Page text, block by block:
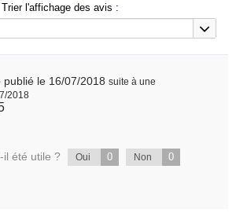
Trier l'affichage des avis :
publié le 16/07/2018 suite à une
2018
il été utile ? Oui 0 Non 0